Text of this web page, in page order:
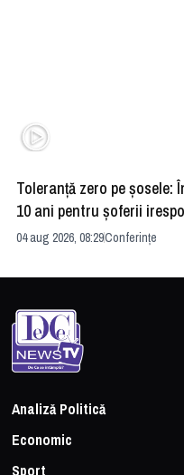
Toleranță zero pe șosele:
10 ani pentru șoferii
04 aug 2026, 08:29Conferințe
Analiză Politică
Economic
Sport